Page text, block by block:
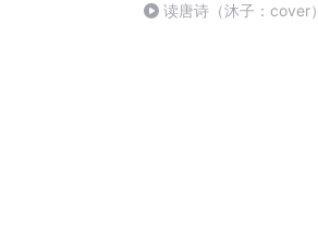
读唐诗（沐子：cover）